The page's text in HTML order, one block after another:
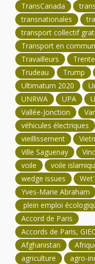
TransCanada
transnationales
transport collectif
Transport en
Travailleurs
Trudeau
Trump
Ultimatum 2020
UNRWA
UPA
Vallée-Jonction
véhicules électriques
vieillissement
Ville Saguenay
voile
voile
wedge issues
Yves-Marie Abraham
plein emploi
Accord de Paris
Accords de Paris,
Afghanistan
agriculture
agro-